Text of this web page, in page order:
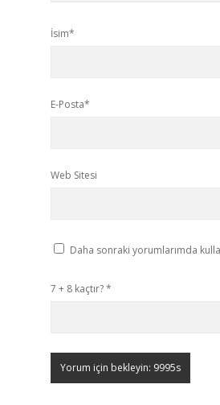
İsim*
E-Posta*
Web Sitesi
Daha sonraki yorumlarımda
7 + 8 kaçtır?*